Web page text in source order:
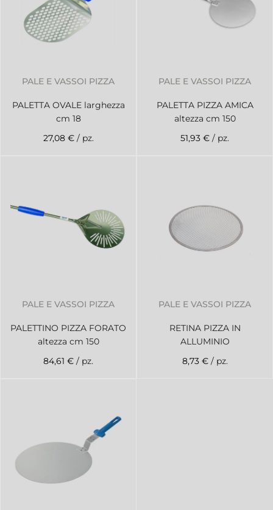
PALE E VASSOI PIZZA
PALETTA OVALE larghezza
cm 18
27,08 € / pz.
PALE E VASSOI PIZZA
PALETTA PIZZA AMICA
altezza cm 150
51,93 € / pz.
PALE E VASSOI PIZZA
PALETTINO PIZZA FORATO
altezza cm 150
84,61 € / pz.
PALE E VASSOI PIZZA
RETINA PIZZA IN
ALLUMINIO
8,73 € / pz.